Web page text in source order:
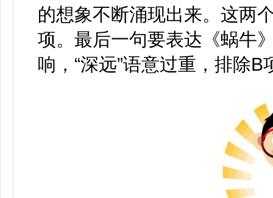
的想象不断涌现出来。这两
项。最后一句要表达《蜗牛
响，“深远”语意过重，排除